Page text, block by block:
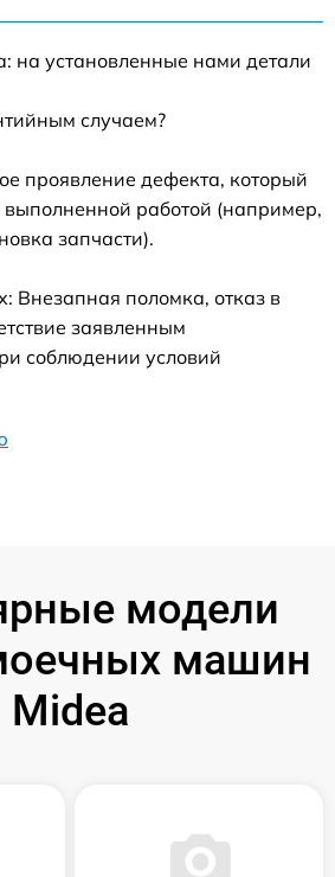
на установленные нами детали
случаем?
проявление дефекта, который
выполненной работой (например,
запчасти).
Внезапная поломка, отказ в
заявленным
соблюдении условий
модели
машин
Midea